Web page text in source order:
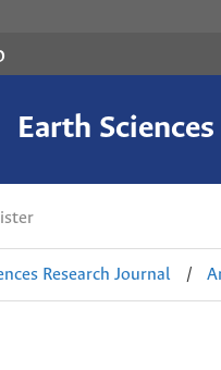
Earth
Research Journal /